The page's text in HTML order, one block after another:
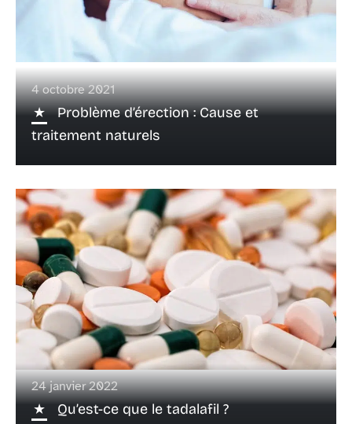
4 octobre 2021
Problème d’érection : Cause et
traitement naturels
24 janvier 2022
Qu’est-ce que le tadalafil ?